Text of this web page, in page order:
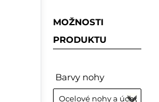
MOŽNOSTI
PRODUKTU
Barvy nohy